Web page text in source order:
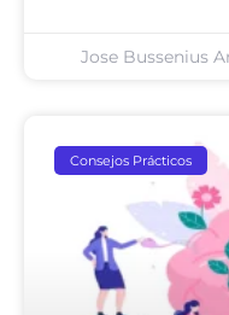
Jose Bussenius
Consejos Prácticos